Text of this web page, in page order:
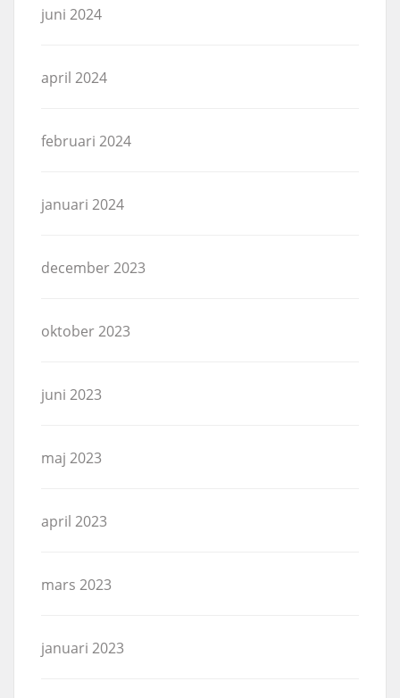
juni 2024
april 2024
februari 2024
januari 2024
december 2023
oktober 2023
juni 2023
maj 2023
april 2023
mars 2023
januari 2023